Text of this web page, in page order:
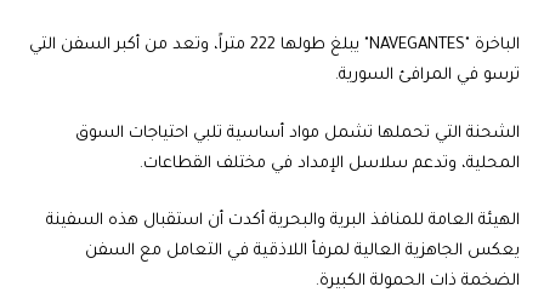
الباخرة "NAVEGANTES" يبلغ طولها 222 متراً، وتعد من أكبر السفن التي
ترسو في المرافئ السورية.
الشحنة التي تحملها تشمل مواد أساسية تلبي احتياجات السوق
المحلية، وتدعم سلاسل الإمداد في مختلف القطاعات.
الهيئة العامة للمنافذ البرية والبحرية أكدت أن استقبال هذه السفينة
يعكس الجاهزية العالية لمرفأ اللاذقية في التعامل مع السفن
الضخمة ذات الحمولة الكبيرة.